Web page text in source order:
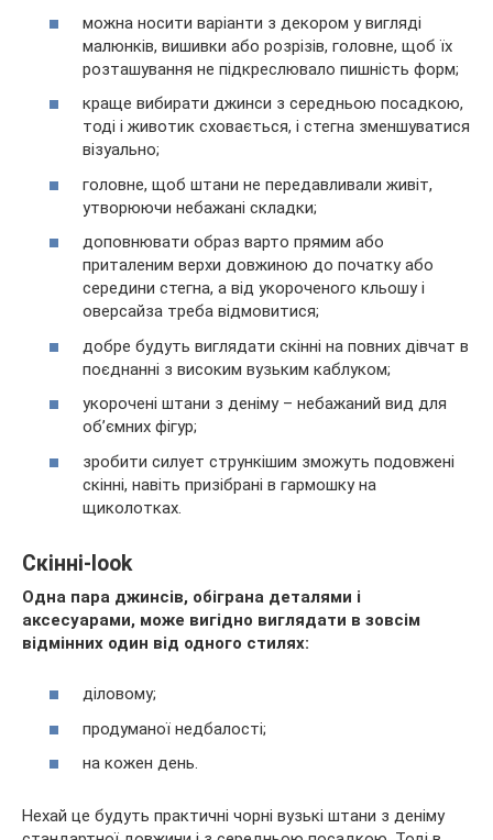
можна носити варіанти з декором у вигляді
малюнків, вишивки або розрізів, головне, щоб їх
розташування не підкреслювало пишність форм;
краще вибирати джинси з середньою посадкою,
тоді і животик сховається, і стегна зменшуватися
візуально;
головне, щоб штани не передавливали живіт,
утворюючи небажані складки;
доповнювати образ варто прямим або
приталеним верхи довжиною до початку або
середини стегна, а від укороченого кльошу і
оверсайза треба відмовитися;
добре будуть виглядати скінні на повних дівчат в
поєднанні з високим вузьким каблуком;
укорочені штани з деніму – небажаний вид для
об’ємних фігур;
зробити силует стрункішим зможуть подовжені
скінні, навіть призібрані в гармошку на
щиколотках.
Скінні-look
Одна пара джинсів, обіграна деталями і
аксесуарами, може вигідно виглядати в зовсім
відмінних один від одного стилях:
діловому;
продуманої недбалості;
на кожен день.
Нехай це будуть практичні чорні вузькі штани з деніму